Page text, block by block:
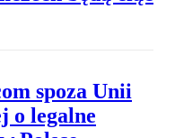
spoza Unii
o legalne